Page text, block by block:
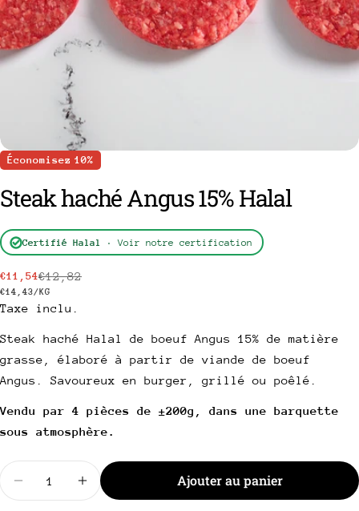
Économisez 10%
Steak haché Angus 15% Halal
Certifié Halal · Voir notre certification
Prix
de
€11,54
Prix
habituel
€12,82
PRIX
UNITAIRE
€14,43/PAR
KG
Taxe inclu.
Steak haché Halal de boeuf Angus 15% de matière
grasse, élaboré à partir de viande de boeuf
Angus. Savoureux en burger, grillé ou poêlé.
Vendu par 4 pièces de ±200g, dans une barquette
sous atmosphère.
Diminuer la quantité pour Steak haché Angus
Augmenter la quantité pour Steak haché
Ajouter au panier
Partager ce produit
Partager
Copie
PartagerPartager
sur
Épingler
poser une question
nom
Votre
Votre
message
Les champs marqués * sont obligatoires.